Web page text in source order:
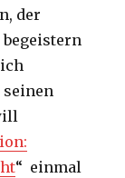
der
seinen
“ einmal